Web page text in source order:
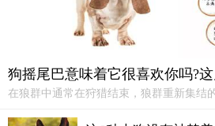
在狼群中通常在狩猎结束，狼群重新集结